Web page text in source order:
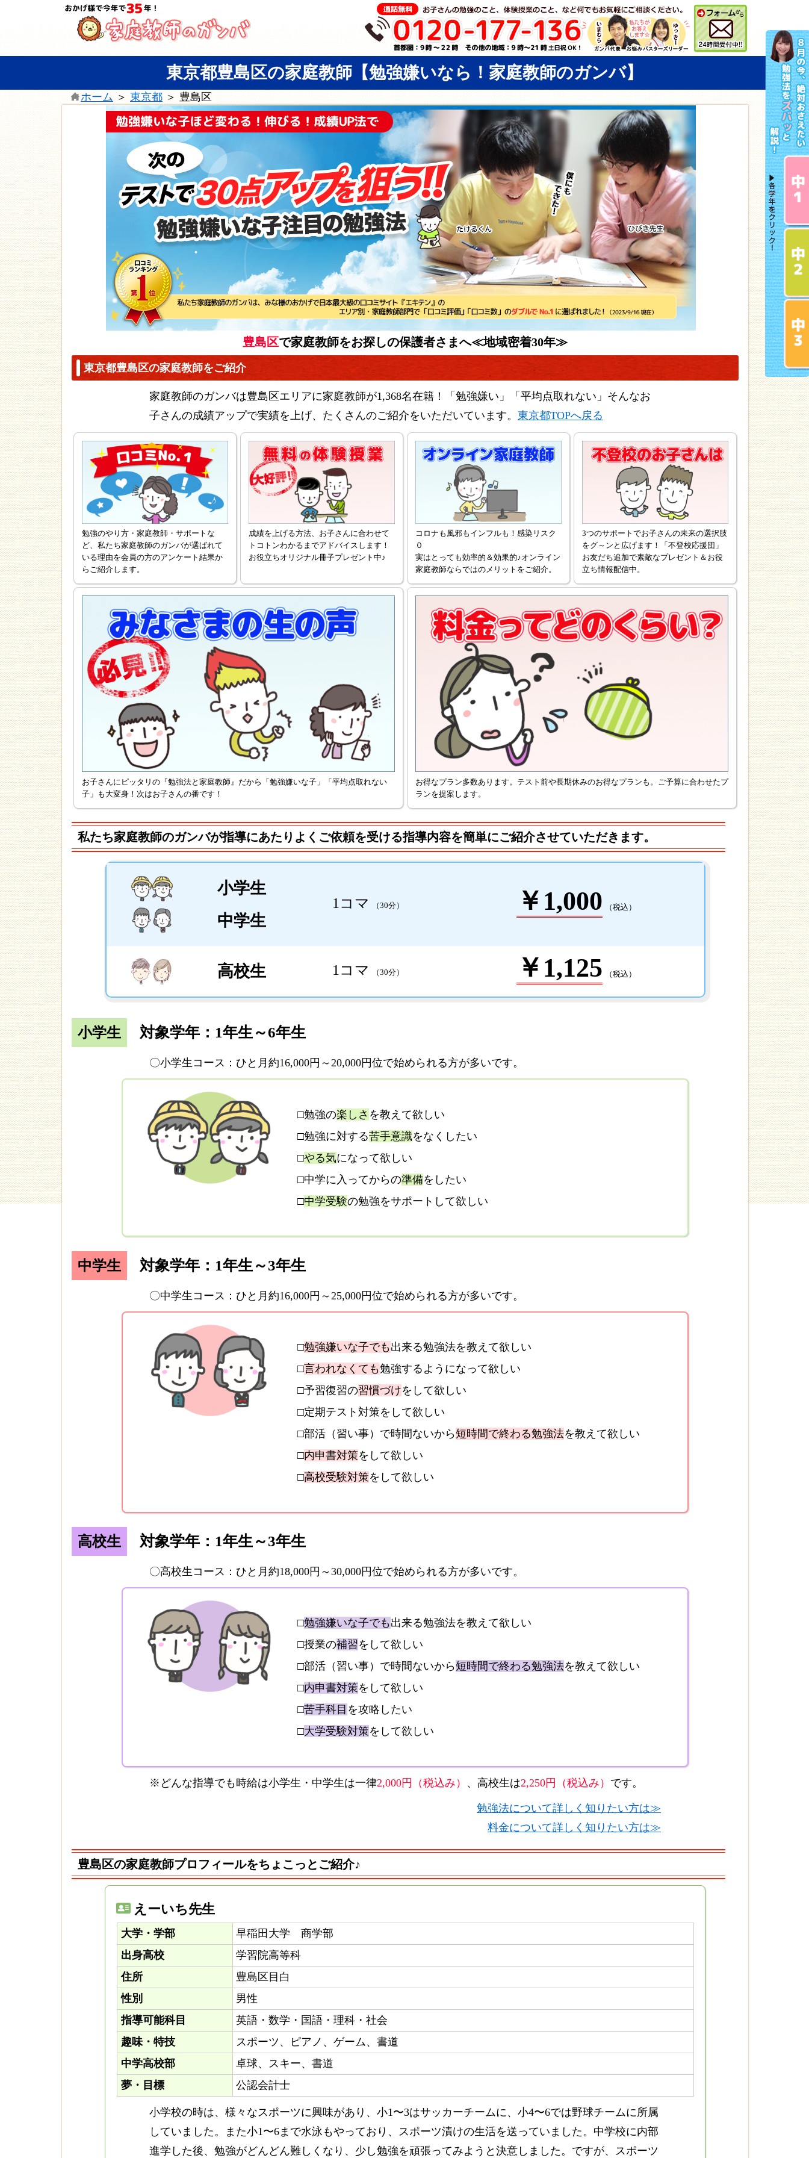
東京都豊島区の家庭教師 【勉強嫌いなら！家庭教師のガンバ】
ホーム ＞ 東京都 ＞ 豊島区
豊島区で家庭教師をお探しの保護者さまへ≪地域密着30年≫
東京都豊島区の家庭教師をご紹介
家庭教師のガンバは豊島区エリアに家庭教師が1,368名在籍！「勉強嫌い」「平均点取れない」そんなお
子さんの成績アップで実績を上げ、たくさんのご紹介をいただいています。 東京都TOPへ戻る
勉強のやり方・家庭教師・サポートな
ど、私たち家庭教師のガンバが選ばれて
いる理由を会員の方のアンケート結果か
らご紹介します。
成績を上げる方法、お子さんに合わせて
トコトンわかるまでアドバイスします！
お役立ちオリジナル冊子プレゼント中♪
コロナも風邪もインフルも！感染リスク
０
実はとっても効率的＆効果的♪オンライン
家庭教師ならではのメリットをご紹介。
3つのサポートでお子さんの未来の選択肢
をグ～ンと広げます！「不登校応援団」
お友だち追加で素敵なプレゼント＆お役
立ち情報配信中。
お子さんにピッタリの『勉強法と家庭教師』だから「勉強嫌いな子」「平均点取れない
子」も大変身！次はお子さんの番です！
お得なプラン多数あります。テスト前や長期休みのお得なプランも。ご予算に合わせたプ
ランを提案します。
私たち家庭教師のガンバが指導にあたりよくご依頼を受ける指導内容を簡単にご紹介させていただきます。
小学生
中学生
1コマ （30分） ￥1,000 （税込）
高校生 1コマ （30分） ￥1,125 （税込）
小学生 対象学年：1年生～6年生
〇小学生コース：ひと月約16,000円～20,000円位で始められる方が多いです。
□勉強の楽しさ を教えて欲しい
□勉強に対する苦手意識をなくしたい
□やる気になって欲しい
□中学に入ってからの準備をしたい
□中学受験の勉強をサポートして欲しい
中学生 対象学年：1年生～3年生
〇中学生コース：ひと月約16,000円～25,000円位で始められる方が多いです。
□勉強嫌いな子でも出来る勉強法を教えて欲しい
□言われなくても勉強するようになって欲しい
□予習復習の習慣づけをして欲しい
□定期テスト対策をして欲しい
□部活（習い事）で時間ないから短時間で終わる勉強法を教えて欲しい
□内申書対策をして欲しい
□高校受験対策をして欲しい
高校生 対象学年：1年生～3年生
〇高校生コース：ひと月約18,000円～30,000円位で始められる方が多いです。
□勉強嫌いな子でも 出来る勉強法を教えて欲しい
□授業の補習をして欲しい
□部活（習い事）で時間ないから短時間で終わる勉強法を教えて欲しい
□内申書対策をして欲しい
□苦手科目 を攻略したい
□大学受験対策をして欲しい
※どんな指導でも時給は小学生・中学生は一律2,000円（税込み） 、高校生は2,250円（税込み） です。
勉強法について詳しく知りたい方は≫
料金について詳しく知りたい方は≫
豊島区の家庭教師プロフィールをちょこっとご紹介♪
えーいち先生
大学・学部
早稲田大学 商学部
出身高校
学習院高等科
住所
豊島区目白
性別
男性
指導可能科目
英語・数学・国語・理科・社会
趣味・特技
スポーツ、ピアノ、ゲーム、書道
中学高校部
卓球、スキー、書道
夢・目標
公認会計士
小学校の時は、様々なスポーツに興味があり、小1〜3はサッカーチームに、小4〜6では野球チームに所属
していました。また小1〜6まで水泳もやっており、スポーツ漬けの生活を送っていました。中学校に内部
進学した後、勉強がどんどん難しくなり、少し勉強を頑張ってみようと決意しました。ですが、スポーツ